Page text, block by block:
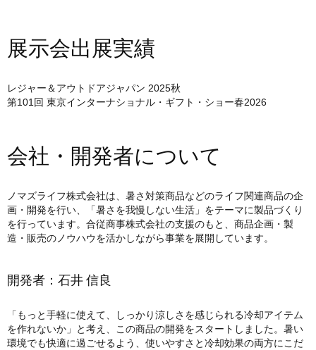
展示会出展実績
レジャー＆アウトドアジャパン 2025秋
第101回 東京インターナショナル・ギフト・ショー春2026
会社・開発者について
ノマズライフ株式会社は、暑さ対策商品などのライフ関連商品の企
画・開発を行い、「暑さを我慢しない生活」をテーマに製品づくり
を行っています。合従商事株式会社の支援のもと、商品企画・製
造・販売のノウハウを活かしながら事業を展開しています。
開発者：石井 信良
「もっと手軽に使えて、しっかり涼しさを感じられる冷却アイテム
を作れないか」と考え、この商品の開発をスタートしました。暑い
環境でも快適に過ごせるよう、使いやすさと冷却効果の両方にこだ